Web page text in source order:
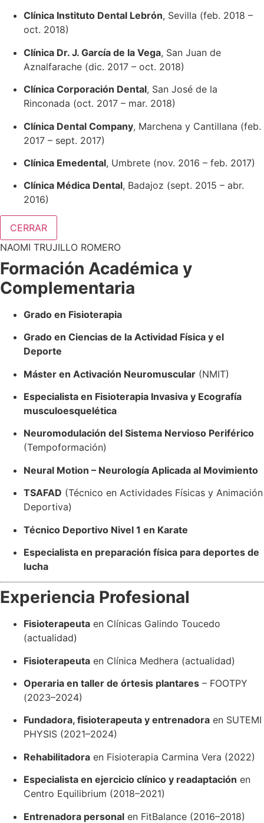
Clínica Instituto Dental Lebrón, Sevilla (feb. 2018 –
oct. 2018)
Clínica Dr. J. García de la Vega, San Juan de
Aznalfarache (dic. 2017 – oct. 2018)
Clínica Corporación Dental, San José de la
Rinconada (oct. 2017 – mar. 2018)
Clínica Dental Company, Marchena y Cantillana (feb.
2017 – sept. 2017)
Clínica Emedental, Umbrete (nov. 2016 – feb. 2017)
Clínica Médica Dental, Badajoz (sept. 2015 – abr.
2016)
CERRAR
NAOMI TRUJILLO ROMERO
Formación Académica y
Complementaria
Grado en Fisioterapia
Grado en Ciencias de la Actividad Física y el
Deporte
Máster en Activación Neuromuscular (NMIT)
Especialista en Fisioterapia Invasiva y Ecografía
musculoesquelética
Neuromodulación del Sistema Nervioso Periférico
(Tempoformación)
Neural Motion – Neurología Aplicada al Movimiento
TSAFAD (Técnico en Actividades Físicas y Animación
Deportiva)
Técnico Deportivo Nivel 1 en Karate
Especialista en preparación física para deportes de
lucha
Experiencia Profesional
Fisioterapeuta en Clínicas Galindo Toucedo
(actualidad)
Fisioterapeuta en Clínica Medhera (actualidad)
Operaria en taller de órtesis plantares – FOOTPY
(2023–2024)
Fundadora, fisioterapeuta y entrenadora en SUTEMI
PHYSIS (2021–2024)
Rehabilitadora en Fisioterapia Carmina Vera (2022)
Especialista en ejercicio clínico y readaptación en
Centro Equilibrium (2018–2021)
Entrenadora personal en FitBalance (2016–2018)